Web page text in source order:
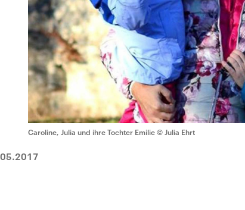
Caroline, Julia und ihre Tochter Emilie © Julia Ehrt